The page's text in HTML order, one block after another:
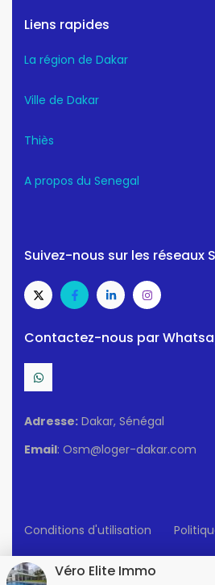
Liens rapides
La région de Dakar
Ville de Dakar
Thiès
A propos du Senegal
Suivez-nous sur les réseaux
Contactez-nous par
Adresse: Dakar, Sénégal
Email: Osm@loger-dakar.com
Conditions d'utilisation
© 2025 Loger-Dakar. Tous Droits
Véro Elite Immo